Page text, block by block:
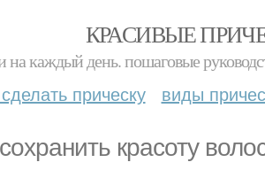
КРАСИВЫЕ
на каждый день. пошаговые
прическу виды
красоту